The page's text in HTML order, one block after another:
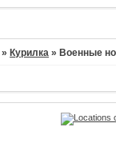
» Курилка » Военные